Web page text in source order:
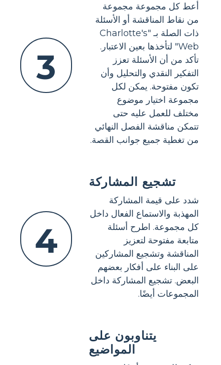
3
أعط كل مجموعة مجموعة
من نقاط المناقشة أو الأسئلة
ذات الصلة بـ "Charlotte's
Web" لتأخذها بعين الاعتبار.
تأكد من أن الأسئلة تعزز
التفكير النقدي والتحليل وأن
تكون مفتوحة. يمكن لكل
مجموعة اختيار موضوع
مختلف للعمل عليه حتى
تتمكن مناقشة الفصل النهائي
من تغطية جميع جوانب القصة.
4
تشجيع المشاركة
شدد على قيمة المشاركة
المهذبة والاستماع الفعال داخل
كل مجموعة. اطرح أسئلة
متابعة مفتوحة لتعزيز
المناقشة وتشجيع المشاركين
على البناء على أفكار بعضهم
البعض. تشجيع المشاركة داخل
المجموعات أيضًا.
يتناوبون على
المواضيع